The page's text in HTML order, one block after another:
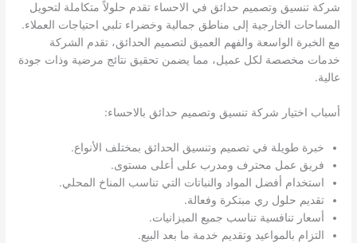
شركة تنسيق وتصميم حدائق في الاحساء تقدم حلولاً متكاملة لتحويل
المساحات الخارجية إلى مناطق جمالية وخضراء تلبي احتياجات العملاء.
مع الخبرة الواسعة والفهم العميق لتصميم الحدائق، تقدم الشركة
خدمات مخصصة لكل عميل، مما يضمن تحقيق نتائج مرضية وذات جودة
عالية.
أسباب اختيار شركة تنسيق وتصميم حدائق بالاحساء:
خبرة طويلة في تصميم وتنسيق الحدائق بمختلف الأنواع.
فريق عمل محترف ومدرب على أعلى مستوى.
استخدام أفضل المواد والنباتات التي تناسب المناخ المحلي.
تقديم حلول ري مبتكرة وفعالة.
أسعار تنافسية تناسب جميع الميزانيات.
التزام بالمواعيد وتقديم خدمة ما بعد البيع.